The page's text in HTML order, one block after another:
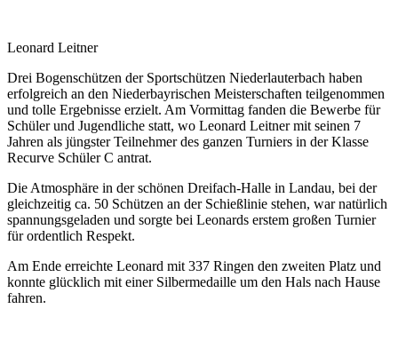
Leonard Leitner
Drei Bogenschützen der Sportschützen Niederlauterbach haben
erfolgreich an den Niederbayrischen Meisterschaften teilgenommen
und tolle Ergebnisse erzielt. Am Vormittag fanden die Bewerbe für
Schüler und Jugendliche statt, wo Leonard Leitner mit seinen 7
Jahren als jüngster Teilnehmer des ganzen Turniers in der Klasse
Recurve Schüler C antrat.
Die Atmosphäre in der schönen Dreifach-Halle in Landau, bei der
gleichzeitig ca. 50 Schützen an der Schießlinie stehen, war natürlich
spannungsgeladen und sorgte bei Leonards erstem großen Turnier
für ordentlich Respekt.
Am Ende erreichte Leonard mit 337 Ringen den zweiten Platz und
konnte glücklich mit einer Silbermedaille um den Hals nach Hause
fahren.